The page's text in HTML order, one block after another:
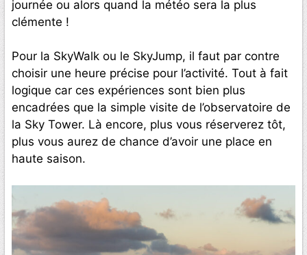
journée ou alors quand la météo sera la plus
clémente !
Pour la SkyWalk ou le SkyJump, il faut par contre
choisir une heure précise pour l’activité. Tout à fait
logique car ces expériences sont bien plus
encadrées que la simple visite de l’observatoire de
la Sky Tower. Là encore, plus vous réserverez tôt,
plus vous aurez de chance d’avoir une place en
haute saison.